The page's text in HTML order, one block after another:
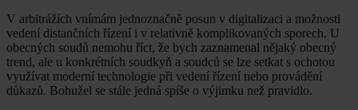
V arbitrážích vnímám jednoznačně posun v digitalizaci a možnosti
vedení distančních řízení i v relativně komplikovaných sporech. U
obecných soudů nemohu říct, že bych zaznamenal nějaký obecný
trend, ale u konkrétních soudkyň a soudců se lze setkat s ochotou
využívat moderní technologie při vedení řízení nebo provádění
důkazů. Bohužel se stále jedná spíše o výjimku než pravidlo.